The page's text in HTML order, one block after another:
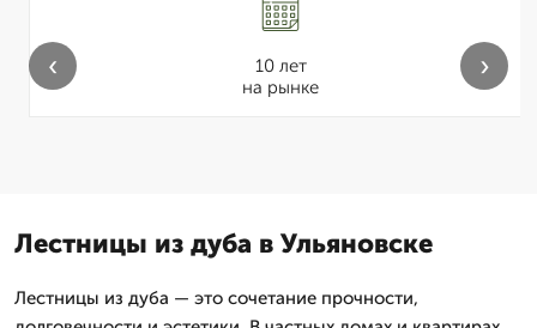
10 лет
на рынке
‹ ›
Лестницы из дуба в Ульяновске
Лестницы из дуба — это сочетание прочности,